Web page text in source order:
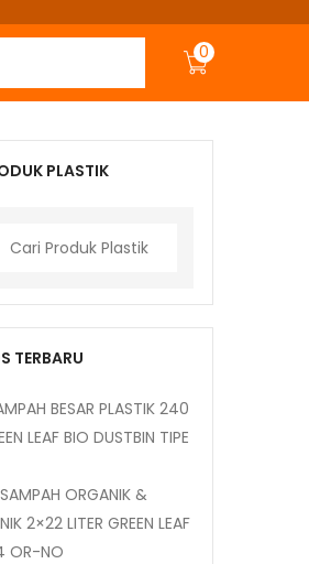
0
PLASTIK
TERBARU
BESAR PLASTIK 240
LEAF BIO DUSTBIN TIPE
ORGANIK &
2×22 LITER GREEN LEAF
OR-NO